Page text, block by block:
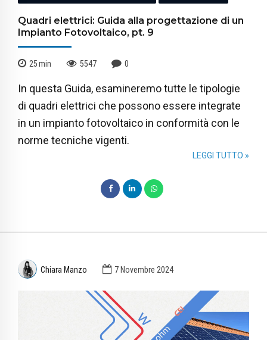
Quadri elettrici: Guida alla progettazione di un
Impianto Fotovoltaico, pt. 9
25min 5547 0
In questa Guida, esamineremo tutte le tipologie
di quadri elettrici che possono essere integrate
in un impianto fotovoltaico in conformità con le
norme tecniche vigenti.
LEGGI TUTTO »
Chiara Manzo 7 Novembre 2024